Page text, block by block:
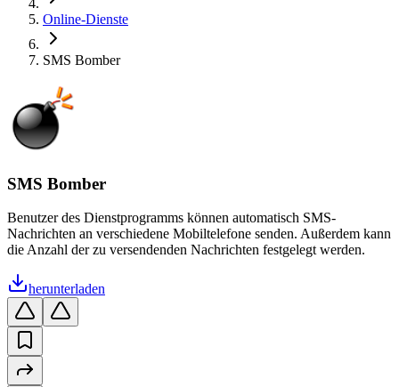
Online-Dienste
SMS Bomber
SMS Bomber
Benutzer des Dienstprogramms können automatisch SMS-
Nachrichten an verschiedene Mobiltelefone senden. Außerdem kann
die Anzahl der zu versendenden Nachrichten festgelegt werden.
herunterladen